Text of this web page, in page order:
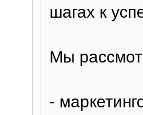
шагах к
Мы
-